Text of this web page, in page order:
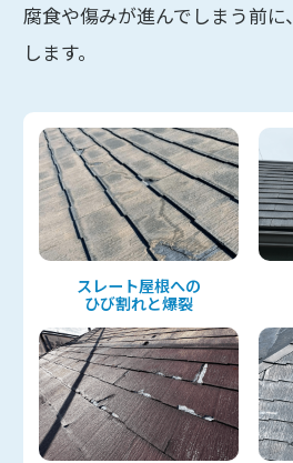
腐食や傷みが進んでしまう前に、
します。
スレート屋根への
ひび割れと爆裂